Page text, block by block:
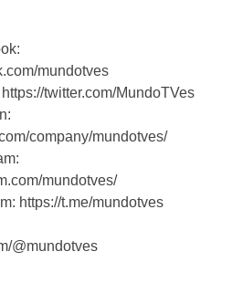
mundotves
twitter.com/MundoTVes
company/mundotves/
mundotves/
https://t.me/mundotves
@mundotves